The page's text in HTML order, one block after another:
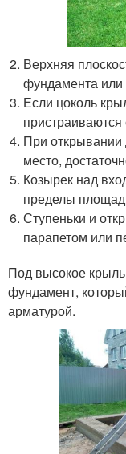
Верхняя
фундамента или
Если цоколь
пристраиваются
При открывании
место,
Козырек над
пределы
Ступеньки и
парапетом или
Под высокое
фундамент,
арматурой.